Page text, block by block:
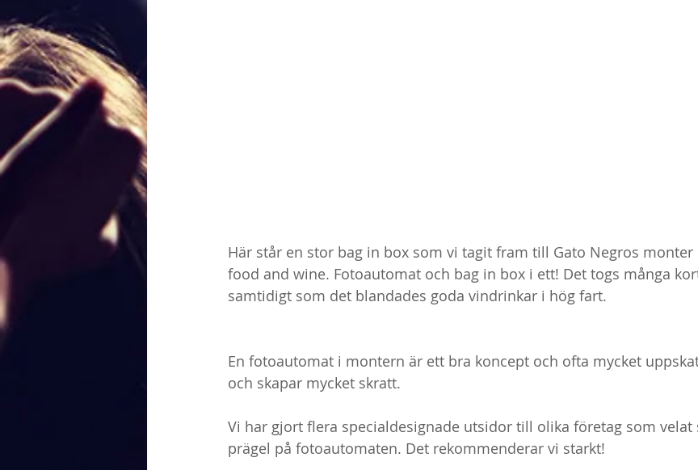
Här står en stor bag in box som vi tagit fram till Gato Negros monter
food and wine. Fotoautomat och bag in box i ett! Det togs många
samtidigt som det blandades goda vindrinkar i hög fart.
En fotoautomat i montern är ett bra koncept och ofta mycket
och skapar mycket skratt.
Vi har gjort flera specialdesignade utsidor till olika företag som velat
prägel på fotoautomaten. Det rekommenderar vi starkt!